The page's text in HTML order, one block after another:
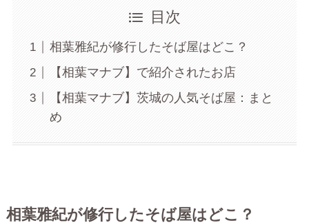
目次
相葉雅紀が修行したそば屋はどこ？
【相葉マナブ】で紹介されたお店
【相葉マナブ】茨城の人気そば屋：まと
め
相葉雅紀が修行したそば屋はどこ？